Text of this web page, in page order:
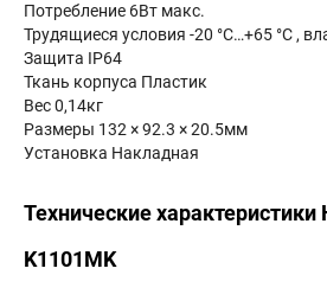
Потребление 6Вт макс.
Трудящиеся условия -20 °C…+65 °C ,
Защита IP64
Ткань корпуса Пластик
Вес 0,14кг
Размеры 132 × 92.3 × 20.5мм
Установка Накладная
Технические характеристики
K1101MK